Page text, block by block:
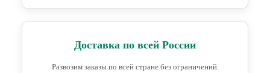
Доставка по всей России
Развозим заказы по всей стране без ограничений.